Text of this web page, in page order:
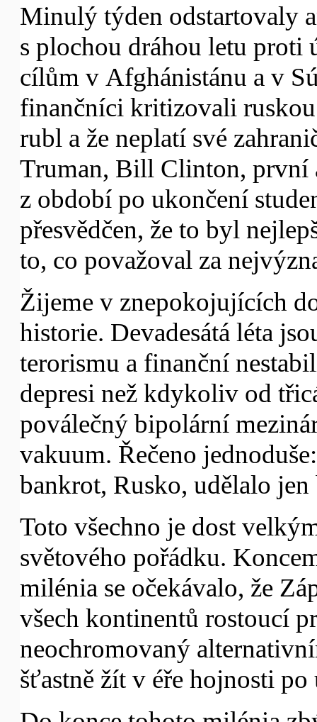
Minulý týden odstartovaly
s plochou dráhou letu proti
cílům v Afghánistánu a v
finančníci kritizovali
rubl a že neplatí své
Truman, Bill Clinton, první
z období po ukončení
přesvědčen, že to byl
to, co považoval za
Žijeme v znepokojujících
historie. Devadesátá léta
terorismu a finanční
depresi než kdykoliv od
poválečný bipolární
vakuum. Řečeno
bankrot, Rusko, udělalo jen
Toto všechno je dost
světového pořádku.
milénia se očekávalo, že
všech kontinentů rostoucí
neochromovaný
šťastně žít v éře hojnosti